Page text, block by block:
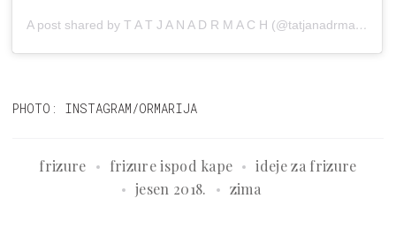
A post shared by T A T J A N A D R M A C H (@tatjanadrmach)
PHOTO: INSTAGRAM/ORMARIJA
frizure frizure ispod kape
ideje za frizure
jesen 2018.
zima